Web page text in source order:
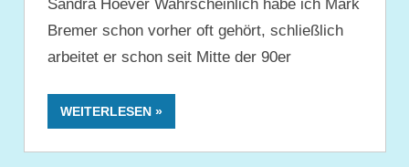
Sandra Hoever Wahrscheinlich habe ich Mark
Bremer schon vorher oft gehört, schließlich
arbeitet er schon seit Mitte der 90er
WEITERLESEN